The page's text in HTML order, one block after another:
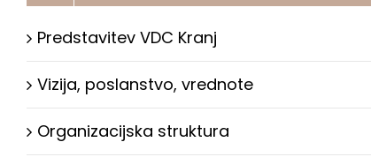
Predstavitev VDC Kranj
Vizija, poslanstvo, vrednote
Organizacijska struktura